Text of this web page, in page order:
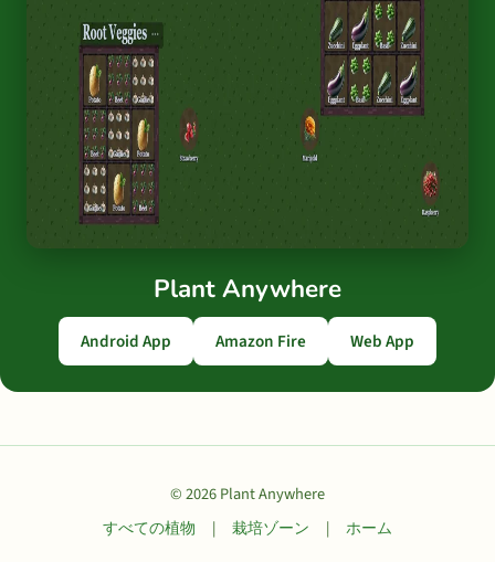
Plant Anywhere
Android App Amazon Fire Web App
© 2026 Plant Anywhere
すべての植物
| 栽培ゾーン | ホーム